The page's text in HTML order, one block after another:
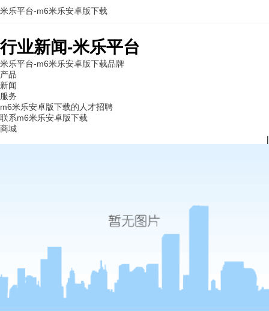
行业新闻-米乐平台
米乐平台-m6米乐安卓版下载品牌
产品
新闻
服务
m6米乐安卓版下载的人才招聘
联系m6米乐安卓版下载
商城
|
米乐平台-m6米乐安卓版下载